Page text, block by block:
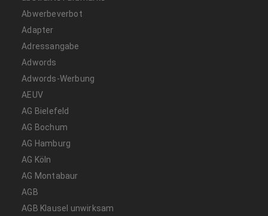
Abwerbeverbot
Adapter
Adressangabe
Adwords
Adwords-Werbung
AEUV
AG Bielefeld
AG Bochum
AG Hamburg
AG Köln
AG Montabaur
AGB
AGB Klausel unwirksam